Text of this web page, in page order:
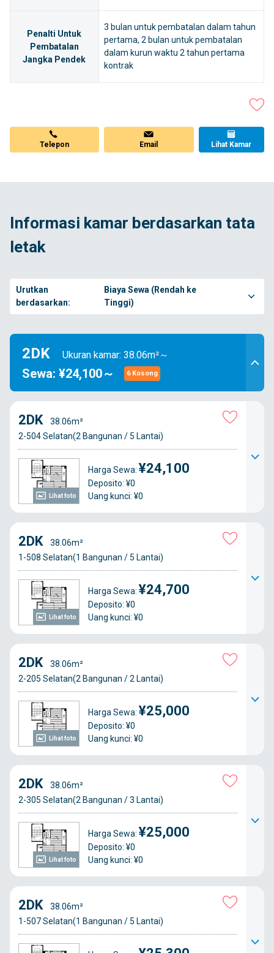
Penalti Untuk
Pembatalan
Jangka Pendek
3 bulan untuk pembatalan dalam tahun
pertama, 2 bulan untuk pembatalan
dalam kurun waktu 2 tahun pertama
kontrak
Telepon Email Lihat Kamar
Informasi kamar berdasarkan tata
letak
Urutkan
berdasarkan:
Biaya Sewa (Rendah ke
Tinggi)
2DK Ukuran kamar: 38.06m²～
Sewa: ¥24,100～ 6 Kosong
Lihat foto
2DK
38.06m²
2-504 Selatan(2 Bangunan / 5 Lantai)
Harga Sewa: ¥24,100
Deposito: ¥0
Uang kunci: ¥0
Lihat foto
2DK
38.06m²
1-508 Selatan(1 Bangunan / 5 Lantai)
Harga Sewa: ¥24,700
Deposito: ¥0
Uang kunci: ¥0
Lihat foto
2DK
38.06m²
2-205 Selatan(2 Bangunan / 2 Lantai)
Harga Sewa: ¥25,000
Deposito: ¥0
Uang kunci: ¥0
Lihat foto
2DK
38.06m²
2-305 Selatan(2 Bangunan / 3 Lantai)
Harga Sewa: ¥25,000
Deposito: ¥0
Uang kunci: ¥0
2DK
38.06m²
1-507 Selatan(1 Bangunan / 5 Lantai)